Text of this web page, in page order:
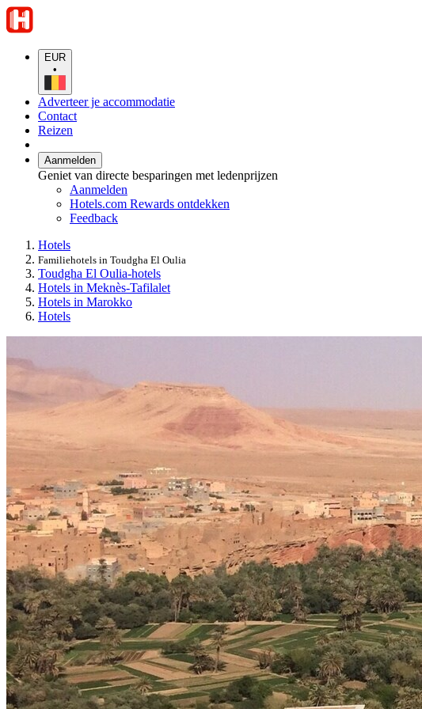
EUR
•
Adverteer je accommodatie
Contact
Reizen
Aanmelden
Geniet van directe besparingen met ledenprijzen
Aanmelden
Hotels.com Rewards ontdekken
Feedback
Hotels
Familiehotels in Toudgha El Oulia
Toudgha El Oulia-hotels
Hotels in Meknès-Tafilalet
Hotels in Marokko
Hotels